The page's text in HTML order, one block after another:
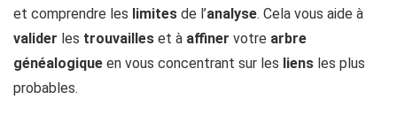
et comprendre les limites de l’analyse. Cela vous aide à
valider les trouvailles et à affiner votre arbre
généalogique en vous concentrant sur les liens les plus
probables.